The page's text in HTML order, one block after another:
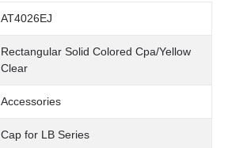
AT4026EJ
Rectangular Solid Colored Cpa/Yellow
Clear
Accessories
Cap for LB Series